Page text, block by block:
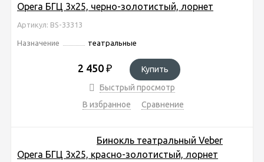
Opera БГЦ 3x25, черно-золотистый, лорнет
Артикул: BS-33313
Назначение театральные
2 450 ₽
Купить
Быстрый просмотр
В избранное
Сравнение
Бинокль театральный Veber
Opera БГЦ 3x25, красно-золотистый, лорнет